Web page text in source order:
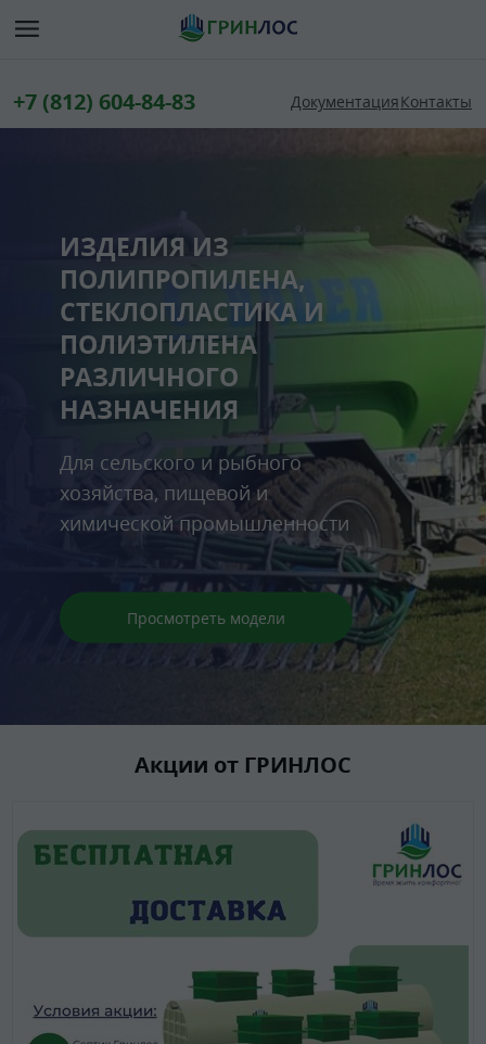
+7 (812) 604-84-83 ДокументацияКонтакты
ОЧИСТНЫЕ
СООРУЖЕНИЯ ДЛЯ
ПРОМЫШЛЕННЫХ
ОБЪЕКТОВ
Промышленная
водоподготовка для
поселков, торговых и
центров, предприятий,
АЗС
Просмотреть модели
Акции от ГРИНЛОС